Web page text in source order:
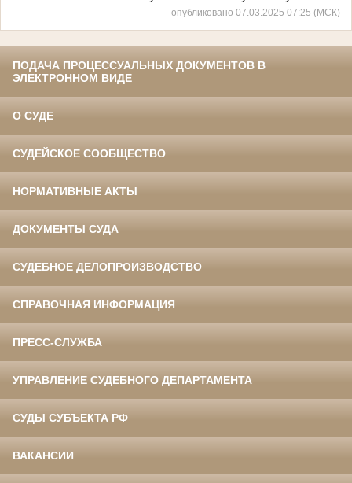
опубликовано 07.03.2025 07:25 (МСК)
ПОДАЧА ПРОЦЕССУАЛЬНЫХ ДОКУМЕНТОВ В
ЭЛЕКТРОННОМ ВИДЕ
О СУДЕ
СУДЕЙСКОЕ СООБЩЕСТВО
НОРМАТИВНЫЕ АКТЫ
ДОКУМЕНТЫ СУДА
СУДЕБНОЕ ДЕЛОПРОИЗВОДСТВО
СПРАВОЧНАЯ ИНФОРМАЦИЯ
ПРЕСС-СЛУЖБА
УПРАВЛЕНИЕ СУДЕБНОГО ДЕПАРТАМЕНТА
СУДЫ СУБЪЕКТА РФ
ВАКАНСИИ